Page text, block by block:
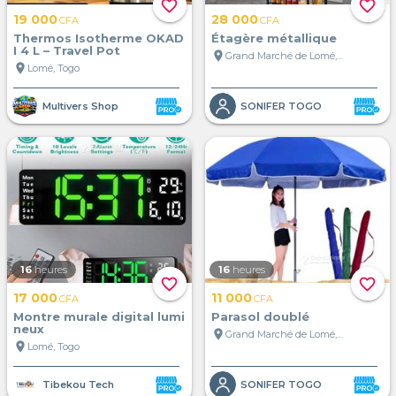
favorite_border
19 000CFA
Thermos Isotherme OKAD
I 4 L – Travel Pot
location_on Lomé, Togo
Multivers Shop
favorite_border
28 000CFA
Étagère métallique
location_on
Grand Marché de Lomé, Lomé, Togo
SONIFER TOGO
favorite_border
16 heures
17 000CFA
Montre murale digital lumi
neux
location_on Lomé, Togo
Tibekou Tech
favorite_border
16 heures
11 000CFA
Parasol doublé
location_on
Grand Marché de Lomé, Lomé, Togo
SONIFER TOGO